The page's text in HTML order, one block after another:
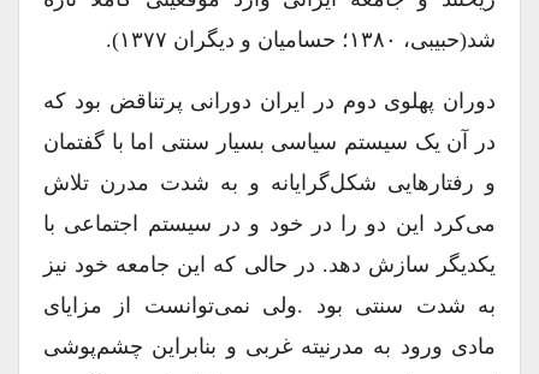
شد(حبیبی، ۱۳۸۰؛ حسامیان و دیگران ۱۳۷۷).
دوران پهلوی دوم در ایران دورانی پر‌تناقض بود که
در آن یک سیستم سیاسی بسیار سنتی اما با گفتمان
و رفتارهایی شکل‌گرایانه و به شدت مدرن تلاش
می‌کرد این دو را در خود و در سیستم اجتماعی با
یکدیگر سازش دهد. در حالی که این جامعه خود نیز
به شدت سنتی بود .ولی نمی‌توانست از مزایای
مادی ورود به مدرنیته غربی و بنابراین چشم‌پوشی